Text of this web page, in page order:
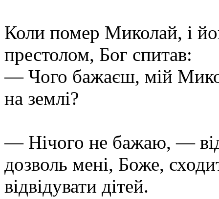
Коли помер Миколай, і
престолом, Бог спитав:
— Чого бажаєш, мій
на землі?
— Нічого не бажаю, —
дозволь мені, Боже,
відвідувати дітей.